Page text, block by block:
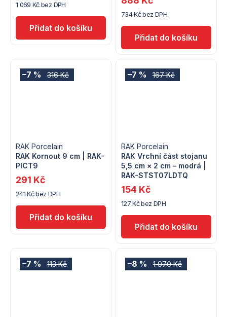
1 069 Kč bez DPH
734 Kč bez DPH
316 Kč
–7 %
RAK Kornout 9 cm | RAK-
PICT9
RAK Porcelain
241 Kč bez DPH
291 Kč
167 Kč
–7 %
RAK Vrchní část stojanu
5,5 cm × 2 cm – modrá |
RAK-STST07LDTQ
RAK Porcelain
127 Kč bez DPH
154 Kč
113 Kč
–7 % 1 970 Kč
–8 %